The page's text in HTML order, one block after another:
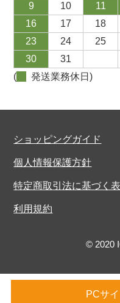
9
10 11
16
17 18
23
24 25
30
31
(
発送業務休日)
ショッピングガイド
個人情報保護方針
特定商取引法に基づく
利用規約
© 2020
PCサ